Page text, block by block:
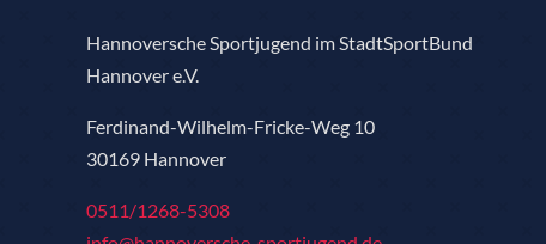
Hannoversche Sportjugend im StadtSportBund
Hannover e.V.
Ferdinand-Wilhelm-Fricke-Weg 10
30169 Hannover
0511/1268-5308